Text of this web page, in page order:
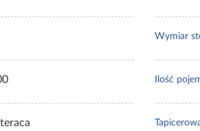
Wymiar
Ilość